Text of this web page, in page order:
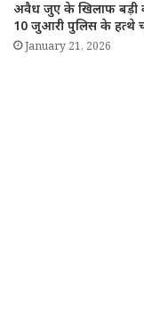
अवैध जुए के खिलाफ बड़ी
10 जुआरी पुलिस के हत्थे
January 21, 2026